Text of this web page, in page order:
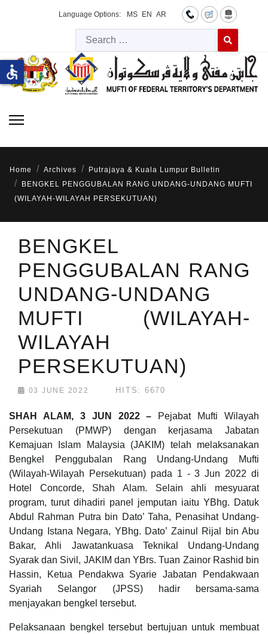
Language Options: MS EN AR
Type 2 or
Home Archives
Putrajaya & Kuala Lumpur Bulletin
BENGKEL PENGGUBALAN RANG UNDANG-UNDANG MUFTI
(WILAYAH-WILAYAH PERSEKUTUAN)
BENGKEL
PENGGUBALAN RANG
UNDANG-UNDANG
MUFTI (WILAYAH-
WILAYAH
PERSEKUTUAN)
03 JUNE 2022 HITS: 6670
SHAH ALAM, 3 JUN 2022 – Pejabat Mufti Wilayah
Persekutuan (PMWP) dengan kerjasama Jabatan
Kemajuan Islam Malaysia (JAKIM) telah melaksanakan
Bengkel Penggubalan Rang Undang-Undang Mufti
(Wilayah-Wilayah Persekutuan) pada 1 - 3 Jun 2022 di
Hotel Concorde, Shah Alam. Selain ahli mesyuarat
program, turut dihadiri panel jemputan iaitu YBhg. Datuk
Abdul Rahman Putra bin Dato’ Taha, Penasihat Undang-
Undang Istana Negara, YBhg. Dato’ Zainul Rijal bin Abu
Bakar, Ahli Jawatankuasa Teknikal Undang-Undang
Syarak dan Sivil, JAKIM dan YBrs. Tuan Zainor Rashid bin
Hassin, Ketua Pendakwa Syarie Jabatan Pendakwaan
Syariah Selangor (JPSS) hadir bersama-sama
menjayakan bengkel tersebut.
Pelaksanaan bengkel tersebut bertujuan untuk membuat
accessible